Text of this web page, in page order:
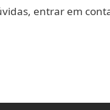
entrar em